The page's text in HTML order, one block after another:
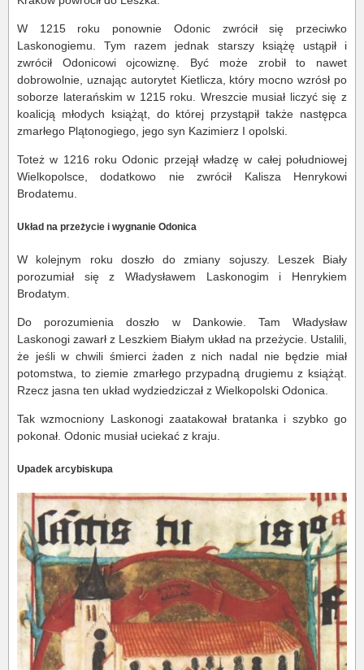
W 1215 roku ponownie Odonic zwrócił się przeciwko
Laskonogiemu. Tym razem jednak starszy książę ustąpił i
zwrócił Odonicowi ojcowiznę. Być może zrobił to nawet
dobrowolnie, uznając autorytet Kietlicza, który mocno wzrósł po
soborze laterańskim w 1215 roku. Wreszcie musiał liczyć się z
koalicją młodych książąt, do której przystąpił także następca
zmarłego Plątonogiego, jego syn Kazimierz I opolski.
Toteż w 1216 roku Odonic przejął władzę w całej południowej
Wielkopolsce, dodatkowo nie zwrócił Kalisza Henrykowi
Brodatemu.
Układ na przeżycie i wygnanie Odonica
W kolejnym roku doszło do zmiany sojuszy. Leszek Biały
porozumiał się z Władysławem Laskonogim i Henrykiem
Brodatym.
Do porozumienia doszło w Dankowie. Tam Władysław
Laskonogi zawarł z Leszkiem Białym układ na przeżycie. Ustalili,
że jeśli w chwili śmierci żaden z nich nadal nie będzie miał
potomstwa, to ziemie zmarłego przypadną drugiemu z książąt.
Rzecz jasna ten układ wydziedziczał z Wielkopolski Odonica.
Tak wzmocniony Laskonogi zaatakował bratanka i szybko go
pokonał. Odonic musiał uciekać z kraju.
Upadek arcybiskupa